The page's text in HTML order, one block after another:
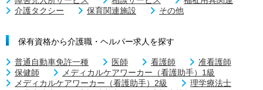
介護タクシー
保育関連施設 その他
保有資格から介護職・ヘルパー求人を探す
普通自動車免許一種 医師 看護師
准看護師
保健師
メディカルケアワーカー（看護助手）1級
メディカルケアワーカー（看護助手）2級
理学療法士